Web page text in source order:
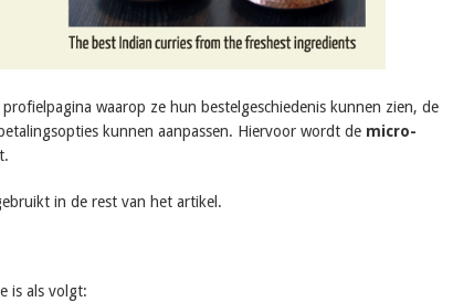
waarop ze hun bestelgeschiedenis kunnen zien, de
kunnen aanpassen. Hiervoor wordt de micro-
in de rest van het artikel.
is als volgt: